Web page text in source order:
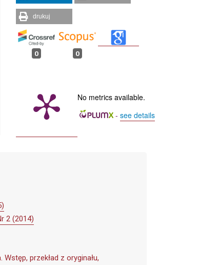
drukuj
0 0
No metrics available.
- see details
2 (2014)
przekład z oryginału,